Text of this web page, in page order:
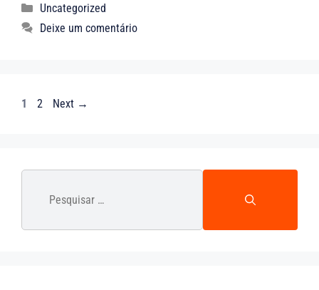
Uncategorized
Deixe um comentário
1 2 Next →